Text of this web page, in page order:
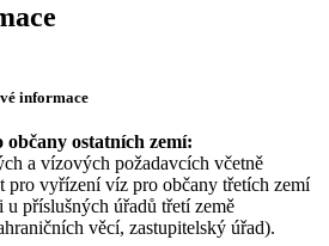
informace
ostatních zemí:
a vízových požadavcích včetně
pro vyřízení víz pro občany třetích zemí
u příslušných úřadů třetí země
věcí, zastupitelský úřad).